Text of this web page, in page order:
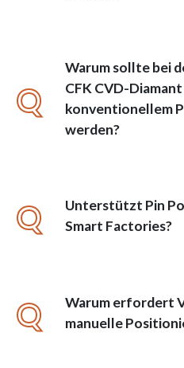
Q
Warum sollte bei
CFK CVD-
konventionellem
werden?
Q
Unterstützt Pin
Smart Factories?
Q
Warum erfordert
manuelle